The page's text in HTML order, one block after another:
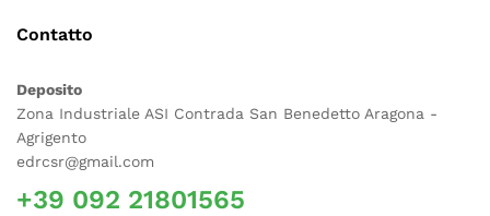
Contatto
Deposito
Zona Industriale ASI Contrada San Benedetto Aragona -
Agrigento
edrcsr@gmail.com
+39 092 21801565